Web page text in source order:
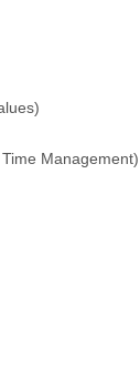
Management)